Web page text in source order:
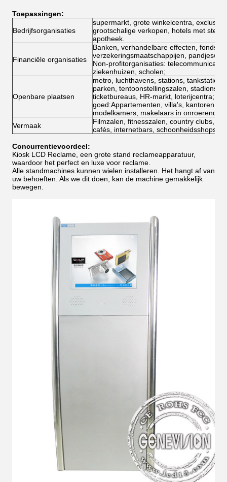
Toepassingen:
Bedrijfsorganisaties
supermarkt, grote winkelcentra,
grootschalige verkopen, hotels met
apotheek.
Financiële organisaties
Banken, verhandelbare effecten, fondsen,
verzekeringsmaatschappijen,
Non-profitorganisaties:
ziekenhuizen, scholen;
Openbare plaatsen
metro, luchthavens, stations,
parken, tentoonstellingszalen, stadions,
ticketbureaus, HR-markt, loterijcentra;
goed:Appartementen, villa's, kantoren,
modelkamers, makelaars in onroerend
Vermaak
Filmzalen, fitnesszalen, country clubs,
cafés, internetbars, schoonheidsshops,
Concurrentievoordeel:
Kiosk LCD Reclame, een grote stand reclameapparatuur,
waardoor het perfect en luxe voor reclame.
Alle standmachines kunnen wielen installeren. Het hangt af van
uw behoeften. Als we dit doen, kan de machine gemakkelijk
bewegen.